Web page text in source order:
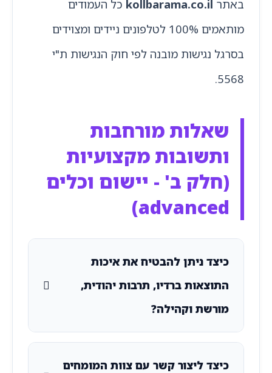
באתר kollbarama.co.il כל העמודים
מותאמים 100% לטלפונים ניידים ומצוידים
בסרגל נגישות מובנה לפי חוק הנגישות ת"י
5568.
שאלות מורחבות
ותשובות מקצועיות
(חלק ב' - יישום וכלים
advanced)
כיצד ניתן להבטיח את איכות
התוצאות ברדיו, תרבות יהודית,
מורשת וקהילה?
כיצד ליצור קשר עם צוות המומחים